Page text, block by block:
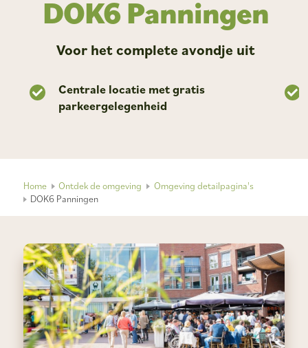
DOK6 Panningen
Voor het complete avondje uit
Centrale locatie met gratis
parkeergelegenheid
Home Ontdek de omgeving
Omgeving detailpagina's
DOK6 Panningen